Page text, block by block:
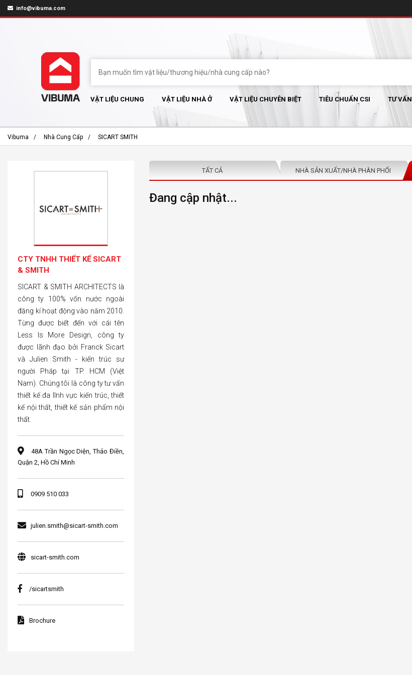
info@vibuma.com
VẬT LIỆU CHUNG VẬT LIỆU NHÀ Ở VẬT LIỆU CHUYÊN BIỆT TIÊU CHUẨN CSI TƯ VẤN
Vibuma Nhà Cung Cấp SICART SMITH
TẤT CẢ NHÀ SẢN XUẤT/NHÀ PHÂN PHỐI
Đang cập nhật...
CTY TNHH THIẾT KẾ SICART
& SMITH
SICART & SMITH ARCHITECTS là
công ty 100% vốn nước ngoài
đăng kí hoạt động vào năm 2010.
Từng được biết đến với cái tên
Less Is More Design, công ty
được lãnh đạo bởi Franck Sicart
và Julien Smith - kiến trúc sư
người Pháp tại TP. HCM (Việt
Nam). Chúng tôi là công ty tư vấn
thiết kế đa lĩnh vực kiến trúc, thiết
kế nội thất, thiết kế sản phẩm nội
thất.
48A Trần Ngọc Diện, Thảo Điền,
Quận 2, Hồ Chí Minh
0909 510 033
julien.smith@sicart-smith.com
sicart-smith.com
/sicartsmith
Brochure